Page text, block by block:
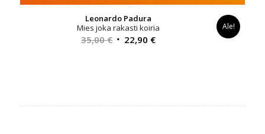
Leonardo Padura
Mies joka rakasti koiria
35,00€ Alkuperäinen
22,90 €Nykyinen
Ale!